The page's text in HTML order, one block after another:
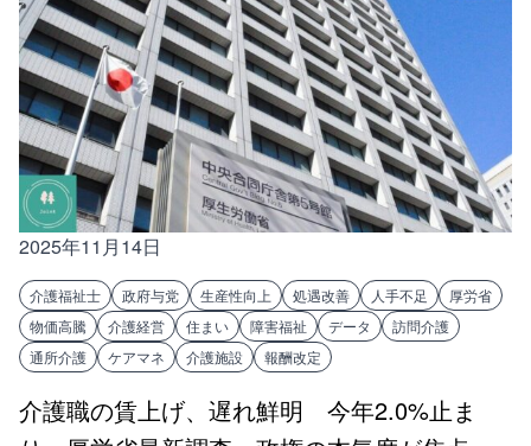
2025年11月14日
介護福祉士 政府与党 生産性向上 処遇改善 人手不足
厚労省
物価高騰
介護経営 住まい 障害福祉 データ
訪問介護
通所介護
ケアマネ 介護施設 報酬改定
介護職の賃上げ、遅れ鮮明 今年2.0%止ま